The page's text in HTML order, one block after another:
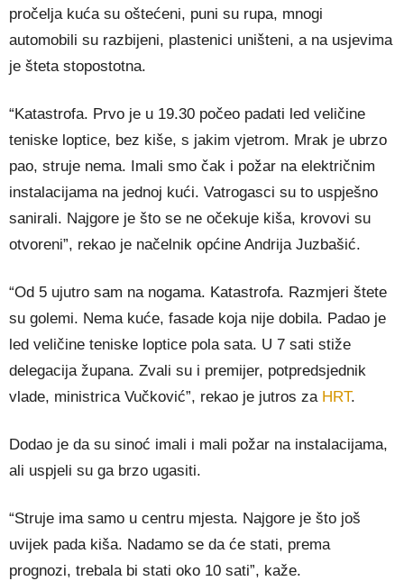
pročelja kuća su oštećeni, puni su rupa, mnogi
automobili su razbijeni, plastenici uništeni, a na usjevima
je šteta stopostotna.
“Katastrofa. Prvo je u 19.30 počeo padati led veličine
teniske loptice, bez kiše, s jakim vjetrom. Mrak je ubrzo
pao, struje nema. Imali smo čak i požar na električnim
instalacijama na jednoj kući. Vatrogasci su to uspješno
sanirali. Najgore je što se ne očekuje kiša, krovovi su
otvoreni”, rekao je načelnik općine Andrija Juzbašić.
“Od 5 ujutro sam na nogama. Katastrofa. Razmjeri štete
su golemi. Nema kuće, fasade koja nije dobila. Padao je
led veličine teniske loptice pola sata. U 7 sati stiže
delegacija župana. Zvali su i premijer, potpredsjednik
vlade, ministrica Vučković”, rekao je jutros za HRT.
Dodao je da su sinoć imali i mali požar na instalacijama,
ali uspjeli su ga brzo ugasiti.
“Struje ima samo u centru mjesta. Najgore je što još
uvijek pada kiša. Nadamo se da će stati, prema
prognozi, trebala bi stati oko 10 sati”, kaže.